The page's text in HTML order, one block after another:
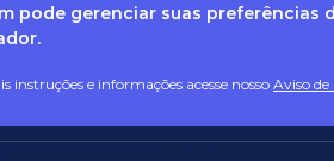
pode gerenciar suas preferências
instruções e informações acesse nosso Aviso de
dúvidas sobre Privacidade de
dpo@fcopel.org.br